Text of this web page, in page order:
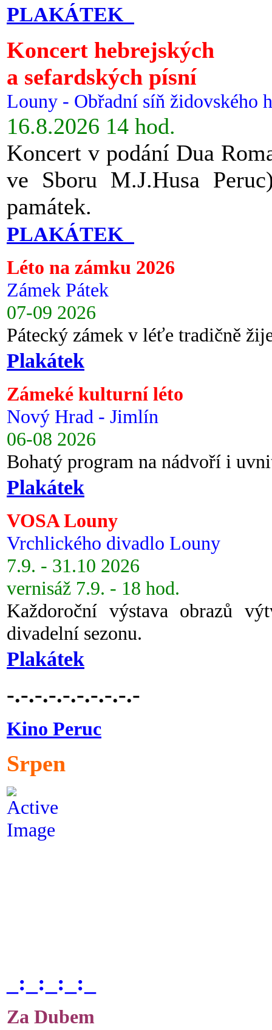
PLAKÁTEK
Koncert hebrejských
a sefardských písní
Louny - Obřadní síň židovského
16.8.2026 14 hod.
Koncert v podání Dua
ve Sboru M.J.Husa
památek.
PLAKÁTEK
Léto na zámku 2026
Zámek Pátek
07-09 2026
Pátecký zámek v léťe tradičně
Plakátek
Zámeké kulturní léto
Nový Hrad - Jimlín
06-08 2026
Bohatý program na nádvoří i
Plakátek
VOSA Louny
Vrchlického divadlo Louny
7.9. - 31.10 2026
vernisáž 7.9. - 18 hod.
Každoroční výstava obrazů
divadelní sezonu.
Plakátek
-.-.-.-.-.-.-.-.-.-
Kino Peruc
Srpen
_:_:_:_:_
Za Dubem